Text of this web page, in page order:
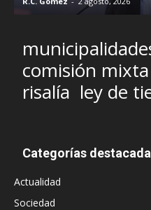
comisión mixta
risalía ley de
Categorías
Actualidad
Sociedad